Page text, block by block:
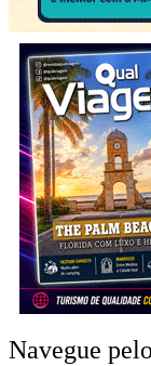
Navegue